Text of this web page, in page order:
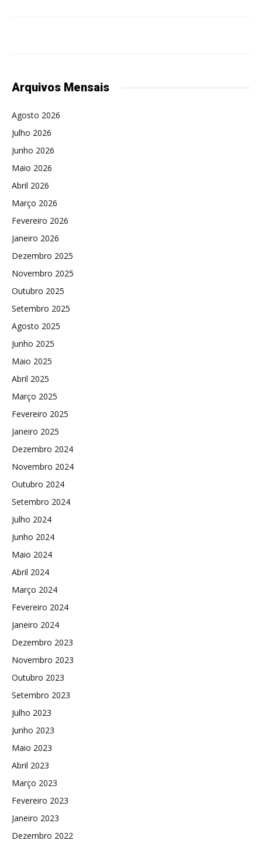
Arquivos Mensais
Agosto 2026
Julho 2026
Junho 2026
Maio 2026
Abril 2026
Março 2026
Fevereiro 2026
Janeiro 2026
Dezembro 2025
Novembro 2025
Outubro 2025
Setembro 2025
Agosto 2025
Junho 2025
Maio 2025
Abril 2025
Março 2025
Fevereiro 2025
Janeiro 2025
Dezembro 2024
Novembro 2024
Outubro 2024
Setembro 2024
Julho 2024
Junho 2024
Maio 2024
Abril 2024
Março 2024
Fevereiro 2024
Janeiro 2024
Dezembro 2023
Novembro 2023
Outubro 2023
Setembro 2023
Julho 2023
Junho 2023
Maio 2023
Abril 2023
Março 2023
Fevereiro 2023
Janeiro 2023
Dezembro 2022